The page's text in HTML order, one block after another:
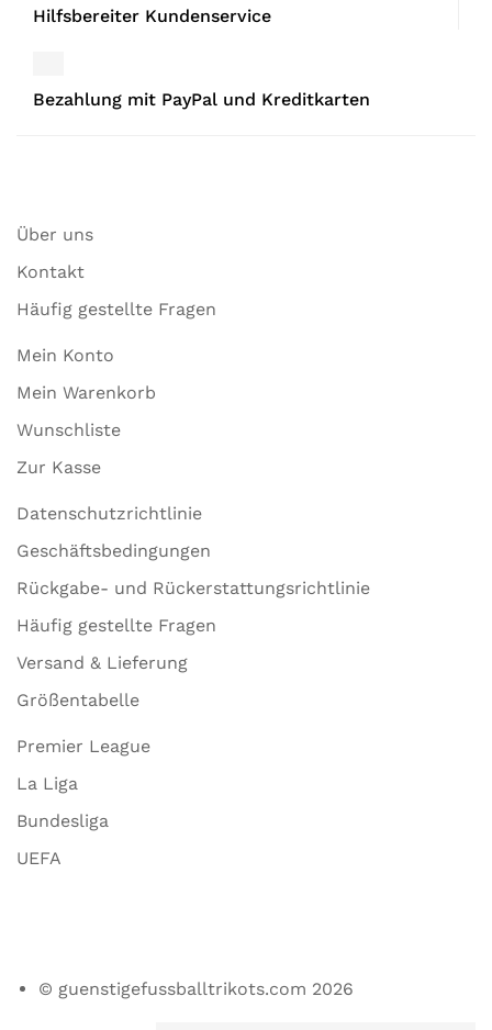
Hilfsbereiter Kundenservice
Bezahlung mit PayPal und Kreditkarten
Über uns
Kontakt
Häufig gestellte Fragen
Mein Konto
Mein Warenkorb
Wunschliste
Zur Kasse
Datenschutzrichtlinie
Geschäftsbedingungen
Rückgabe- und Rückerstattungsrichtlinie
Häufig gestellte Fragen
Versand & Lieferung
Größentabelle
Premier League
La Liga
Bundesliga
UEFA
© guenstigefussballtrikots.com 2026